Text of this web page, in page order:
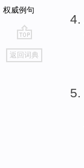
权威例句
go
top
返回词典